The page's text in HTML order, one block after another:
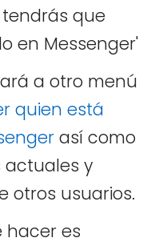
que
en Messenger'
a otro menú
quien está
así como
actuales y
otros usuarios.
hacer es